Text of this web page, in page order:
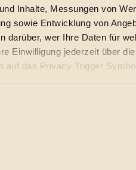
Inhalte, Messungen von
sowie Entwicklung von
darüber, wer Ihre Daten für
Einwilligung jederzeit über
auf das Privacy Trigger
wir auch gerne:
Scannen nach bestimmten